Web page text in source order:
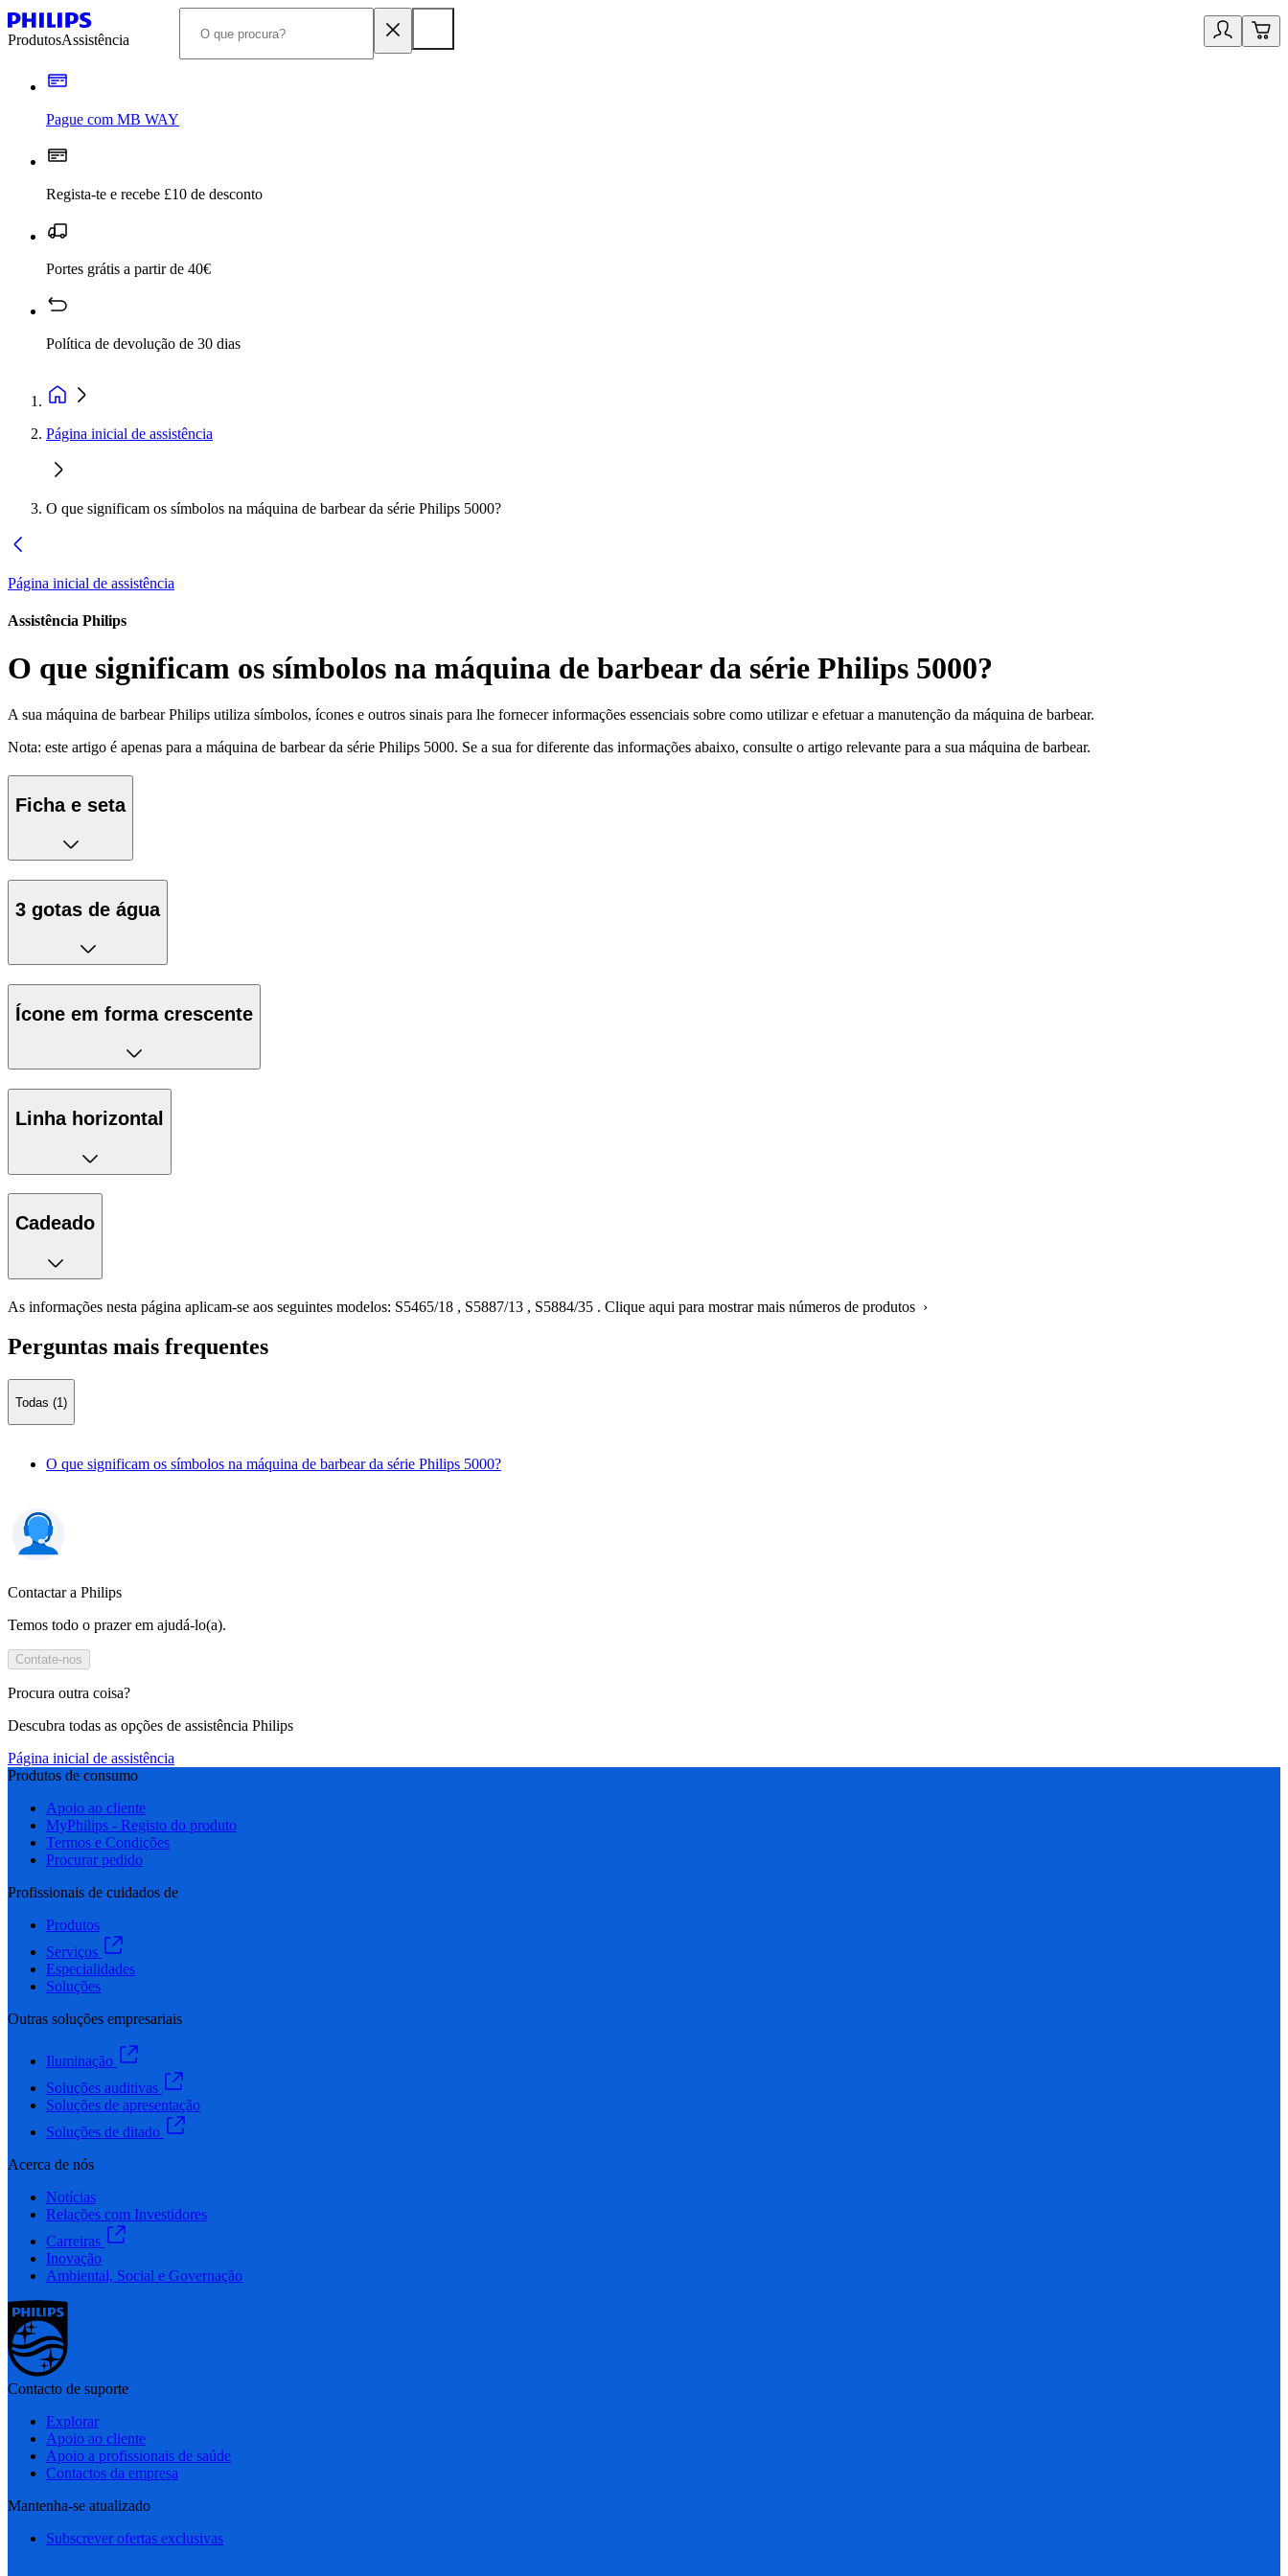
ProdutosAssistência
Pague com MB WAY
Regista-te e recebe £10 de desconto
Portes grátis a partir de 40€
Política de devolução de 30 dias
Página inicial de assistência
O que significam os símbolos na máquina de barbear da série Philips 5000?
Página inicial de assistência
Assistência Philips
O que significam os símbolos na máquina de barbear da série Philips 5000?
A sua máquina de barbear Philips utiliza símbolos, ícones e outros sinais para lhe fornecer informações essenciais sobre como utilizar e efetuar a manutenção da máquina de barbear.
Nota: este artigo é apenas para a máquina de barbear da série Philips 5000. Se a sua for diferente das informações abaixo, consulte o artigo relevante para a sua máquina de barbear.
Ficha e seta
3 gotas de água
Ícone em forma crescente
Linha horizontal
Cadeado
As informações nesta página aplicam-se aos seguintes modelos: S5465/18 , S5887/13 , S5884/35 . Clique aqui para mostrar mais números de produtos ›
Perguntas mais frequentes
Todas (1)
O que significam os símbolos na máquina de barbear da série Philips 5000?
Contactar a Philips
Temos todo o prazer em ajudá-lo(a).
Contate-nos
Procura outra coisa?
Descubra todas as opções de assistência Philips
Página inicial de assistência
Produtos de consumo
Apoio ao cliente
MyPhilips - Registo do produto
Termos e Condições
Procurar pedido
Profissionais de cuidados de
Produtos
Serviços
Especialidades
Soluções
Outras soluções empresariais
Iluminação
Soluções auditivas
Soluções de apresentação
Soluções de ditado
Acerca de nós
Notícias
Relações com Investidores
Carreiras
Inovação
Ambiental, Social e Governação
Contacto de suporte
Explorar
Apoio ao cliente
Apoio a profissionais de saúde
Contactos da empresa
Mantenha-se atualizado
Subscrever ofertas exclusivas